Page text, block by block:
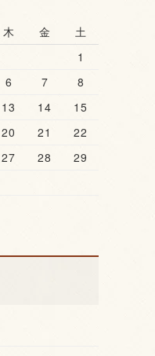
木 金
土
1
6 7
8
13 14
15
20 21
22
27 28
29